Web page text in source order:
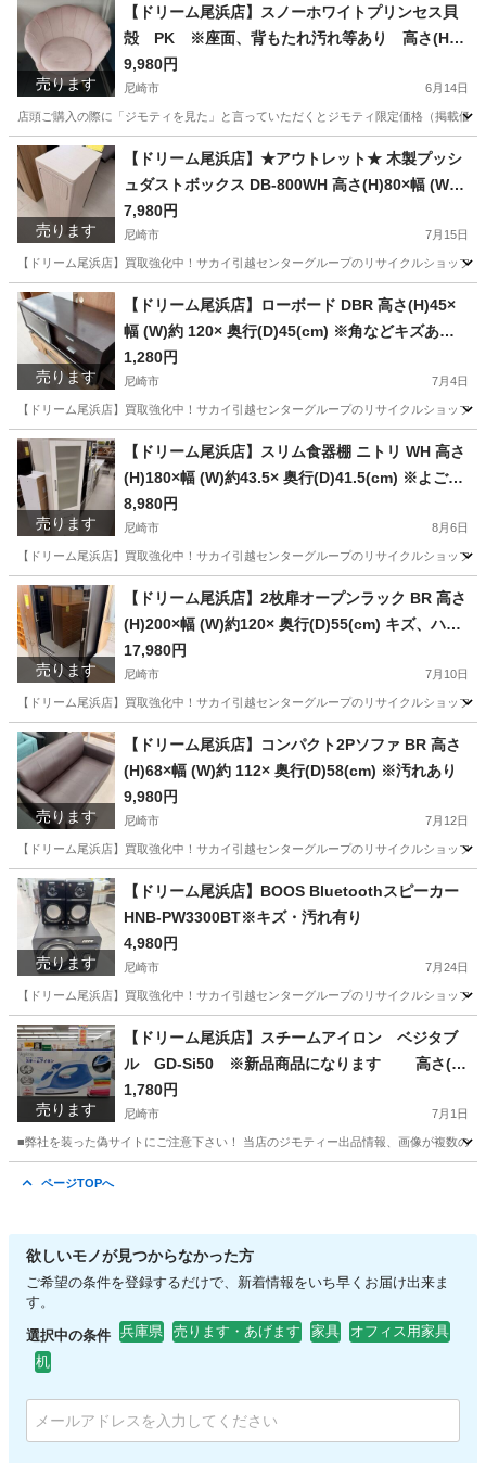
尼崎市 テーブル ドリーム
売ります
【ドリーム尾浜店】スノーホワイトプリンセス貝
殻 PK ※座面、背もたれ汚れ等あり 高さ(H)7
2×幅 (W)73× 奥行(D)38.5(cm)
9,980円
尼崎市 6月14日
店頭ご購入の際に「ジモティを見た」と言っていただくとジモティ限定価格（掲載
兵庫 尼崎市 ソファ 店頭
売ります
【ドリーム尾浜店】★アウトレット★ 木製プッシ
ュダストボックス DB-800WH 高さ(H)80×幅 (W)
約25× 奥行(D)30(cm)
7,980円
尼崎市 7月15日
【ドリーム尾浜店】買取強化中！サカイ引越センターグループのリサイクルショッ
兵庫 尼崎市 収納家具 ドリーム
売ります
【ドリーム尾浜店】ローボード DBR 高さ(H)45×
幅 (W)約 120× 奥行(D)45(cm) ※角などキズあ
り・引出しなどに汚れ有り
1,280円
尼崎市 7月4日
【ドリーム尾浜店】買取強化中！サカイ引越センターグループのリサイクルショッ
兵庫 尼崎市 収納家具 ドリーム
売ります
【ドリーム尾浜店】スリム食器棚 ニトリ WH 高さ
(H)180×幅 (W)約43.5× 奥行(D)41.5(cm) ※よご
れ・ハガレあり
8,980円
尼崎市 8月6日
【ドリーム尾浜店】買取強化中！サカイ引越センターグループのリサイクルショッ
兵庫 尼崎市 収納家具 ドリーム
売ります
【ドリーム尾浜店】2枚扉オープンラック BR 高さ
(H)200×幅 (W)約120× 奥行(D)55(cm) キズ、ハガ
レ多数あり。
17,980円
尼崎市 7月10日
【ドリーム尾浜店】買取強化中！サカイ引越センターグループのリサイクルショッ
兵庫 尼崎市 収納家具 ドリーム
売ります
【ドリーム尾浜店】コンパクト2Pソファ BR 高さ
(H)68×幅 (W)約 112× 奥行(D)58(cm) ※汚れあり
9,980円
尼崎市 7月12日
【ドリーム尾浜店】買取強化中！サカイ引越センターグループのリサイクルショッ
兵庫 尼崎市 ソファ ドリーム
売ります
【ドリーム尾浜店】BOOS Bluetoothスピーカー
HNB-PW3300BT※キズ・汚れ有り
4,980円
尼崎市 7月24日
【ドリーム尾浜店】買取強化中！サカイ引越センターグループのリサイクルショッ
兵庫 尼崎市 オーディオ ドリーム
売ります
【ドリーム尾浜店】スチームアイロン ベジタブ
ル GD-Si50 ※新品商品になります 高さ(H)
--cm× 幅(W)--cm× 奥行(D)--cm
1,780円
尼崎市 7月1日
■弊社を装った偽サイトにご注意下さい！ 当店のジモティー出品情報、画像が複数の
ページTOPへ
欲しいモノが見つからなかった方
ご希望の条件を登録するだけで、新着情報をいち早くお届け出来ま
す。
選択中の条件 兵庫県 売ります・あげます 家具
オフィス用家具
机